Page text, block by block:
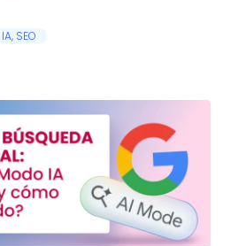
IA, SEO